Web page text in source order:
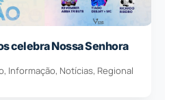
celebra Nossa Senhora
, Informação, Notícias, Regional